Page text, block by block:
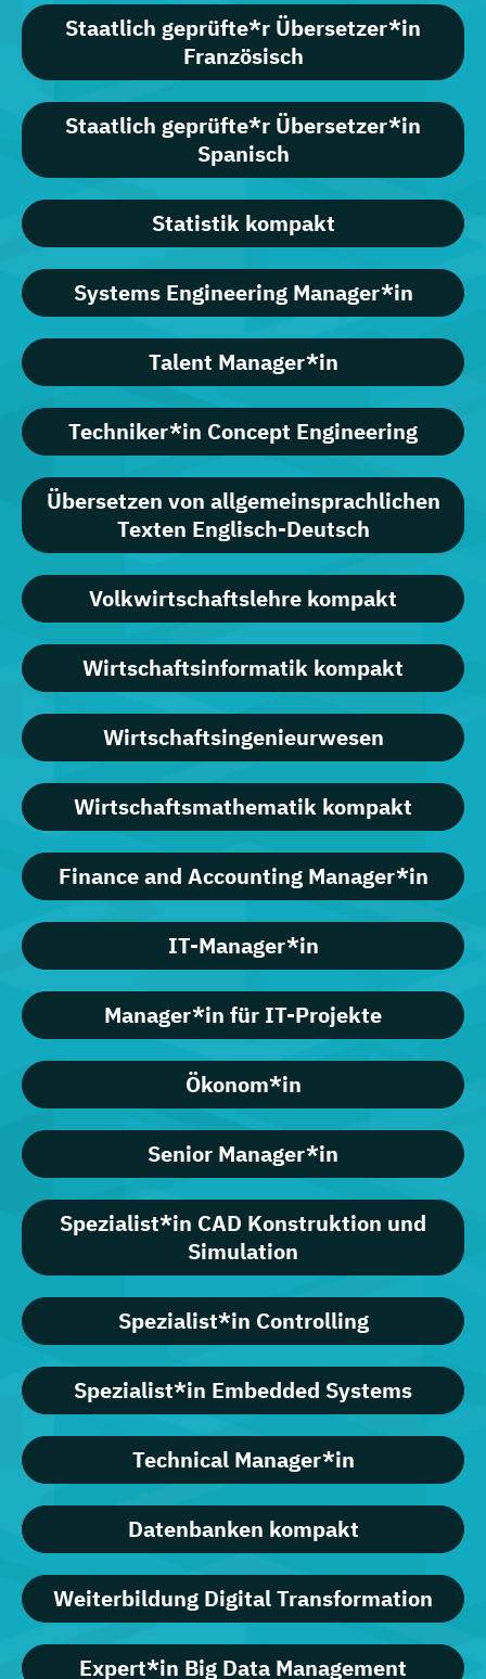
Staatlich geprüfte*r Übersetzer*in
Französisch
Staatlich geprüfte*r Übersetzer*in
Spanisch
Statistik kompakt
Systems Engineering Manager*in
Talent Manager*in
Techniker*in Concept Engineering
Übersetzen von allgemeinsprachlichen
Texten Englisch-Deutsch
Volkwirtschaftslehre kompakt
Wirtschaftsinformatik kompakt
Wirtschaftsingenieurwesen
Wirtschaftsmathematik kompakt
Finance and Accounting Manager*in
IT-Manager*in
Manager*in für IT-Projekte
Ökonom*in
Senior Manager*in
Spezialist*in CAD Konstruktion und
Simulation
Spezialist*in Controlling
Spezialist*in Embedded Systems
Technical Manager*in
Datenbanken kompakt
Weiterbildung Digital Transformation
Expert*in Big Data Management